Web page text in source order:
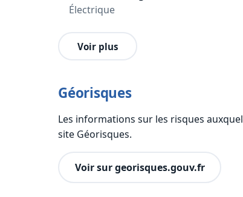
Électrique
Voir plus
Géorisques
Les informations sur les risques
site Géorisques.
Voir sur georisques.gouv.fr